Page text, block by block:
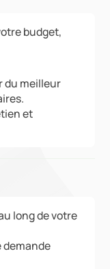
budget,
du meilleur
et
long de votre
demande